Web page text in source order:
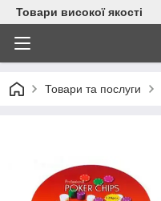
Товари високої якості
Товари та послуги